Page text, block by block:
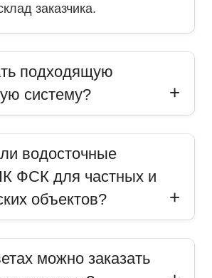
заказчика.
подходящую
систему?
водосточные
ФСК для частных и
объектов?
можно заказать